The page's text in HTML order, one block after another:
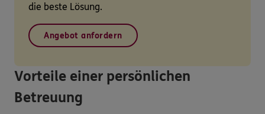
die beste Lösung.
Angebot anfordern
Vorteile einer persönlichen
Betreuung